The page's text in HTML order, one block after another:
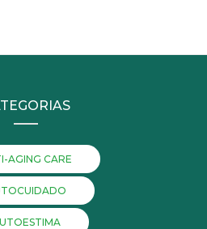
AGING CARE